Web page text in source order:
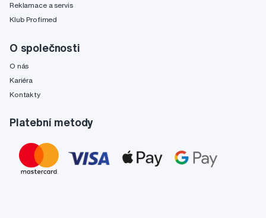
Reklamace a servis
Klub Profimed
O společnosti
O nás
Kariéra
Kontakty
Platební metody